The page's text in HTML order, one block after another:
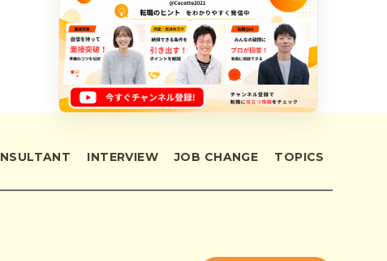
INTERVIEW JOB CHANGE TOPICS